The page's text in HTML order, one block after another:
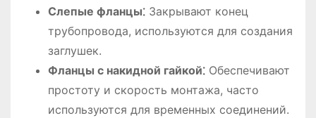
Слепые фланцы⁚Закрывают конец
трубопровода, используются для создания
заглушек.
Фланцы с накидной гайкой⁚Обеспечивают
простоту и скорость монтажа, часто
используются для временных соединений.